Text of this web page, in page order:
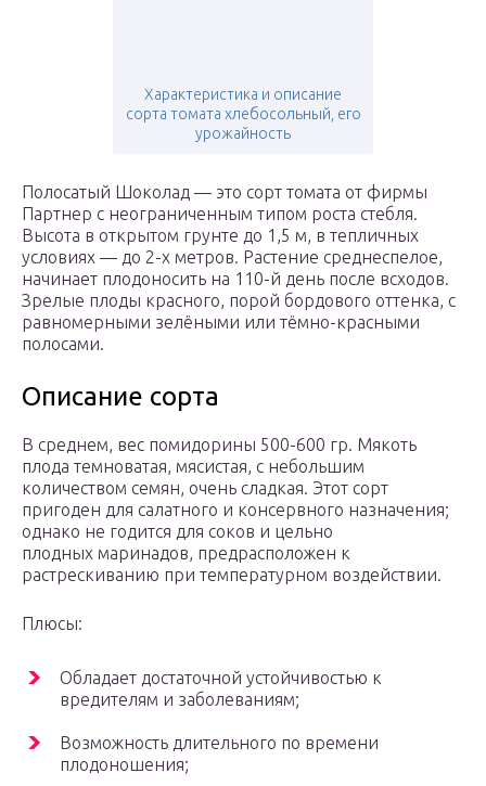
Характеристика и описание
сорта томата хлебосольный, его
урожайность
Полосатый Шоколад — это сорт томата от фирмы
Партнер с неограниченным типом роста стебля.
Высота в открытом грунте до 1,5 м, в тепличных
условиях — до 2-х метров. Растение среднеспелое,
начинает плодоносить на 110-й день после всходов.
Зрелые плоды красного, порой бордового оттенка, с
равномерными зелёными или тёмно-красными
полосами.
Описание сорта
В среднем, вес помидорины 500-600 гр. Мякоть
плода темноватая, мясистая, с небольшим
количеством семян, очень сладкая. Этот сорт
пригоден для салатного и консервного назначения;
однако не годится для соков и цельно
плодных маринадов, предрасположен к
растрескиванию при температурном воздействии.
Плюсы:
Обладает достаточной устойчивостью к
вредителям и заболеваниям;
Возможность длительного по времени
плодоношения;